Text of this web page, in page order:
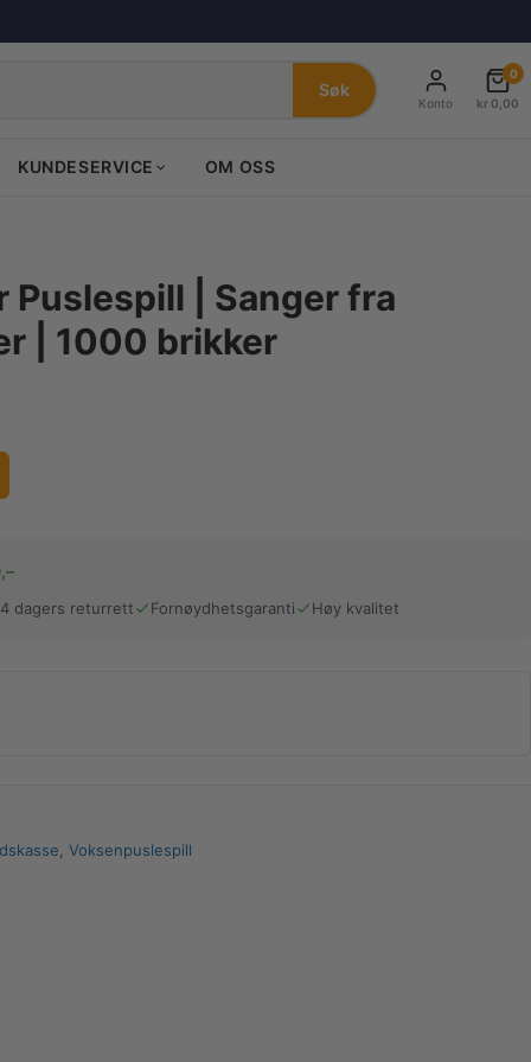
Søk
Konto
0
kr 0,00
KUNDESERVICE OM OSS
Puslespill | Sanger fra
| 1000 brikker
dagers returrett Fornøydhetsgaranti Høy kvalitet
Voksenpuslespill